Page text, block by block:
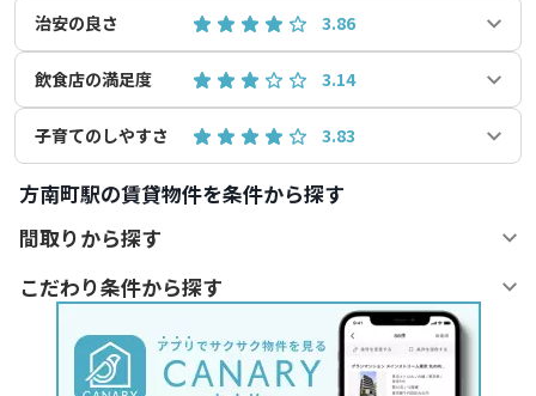
治安の良さ 3.86
飲食店の満足度 3.14
子育てのしやすさ 3.83
方南町駅の賃貸物件を条件から探す
間取りから探す
こだわり条件から探す